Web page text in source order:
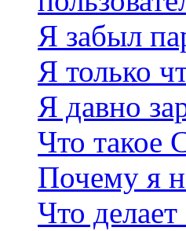
Я забыл
Я только
Я давно
Что такое
Почему я
Что